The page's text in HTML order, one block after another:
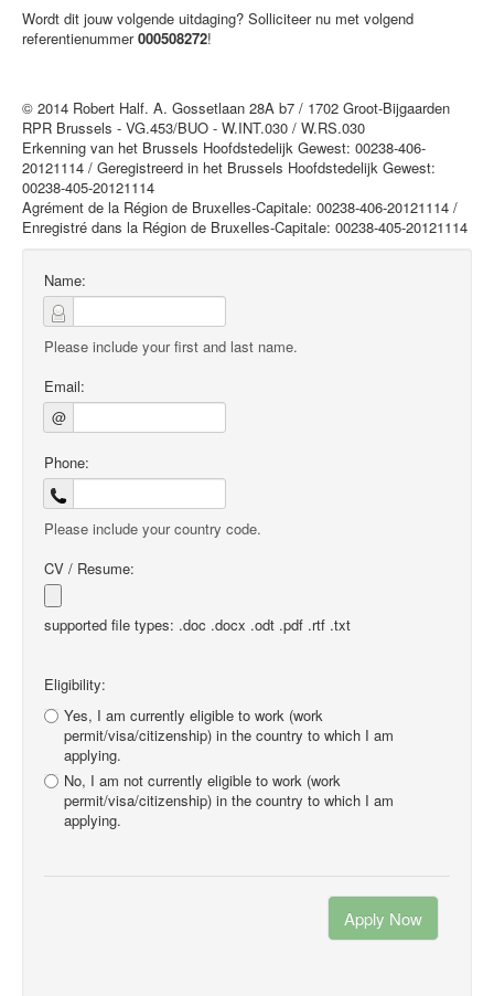
Wordt dit jouw volgende uitdaging? Solliciteer nu met volgend
referentienummer000508272!
© 2014 Robert Half. A. Gossetlaan 28A b7 / 1702 Groot-Bijgaarden
RPR Brussels - VG.453/BUO - W.INT.030 / W.RS.030
Erkenning van het Brussels Hoofdstedelijk Gewest: 00238-406-
20121114 / Geregistreerd in het Brussels Hoofdstedelijk Gewest:
00238-405-20121114
Agrément de la Région de Bruxelles-Capitale: 00238-406-20121114 /
Enregistré dans la Région de Bruxelles-Capitale: 00238-405-20121114
Name:
Please include your first and last name.
Email:
@
Phone:
Please include your country code.
CV / Resume:
supported file types: .doc .docx .odt .pdf .rtf .txt
Eligibility:
Yes, I am currently eligible to work (work
permit/visa/citizenship) in the country to which I am
applying.
No, I am not currently eligible to work (work
permit/visa/citizenship) in the country to which I am
applying.